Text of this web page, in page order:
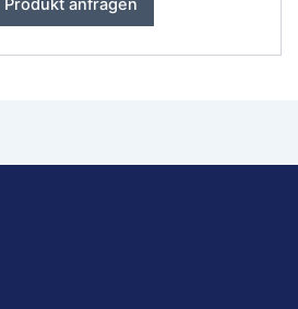
Produkt anfragen